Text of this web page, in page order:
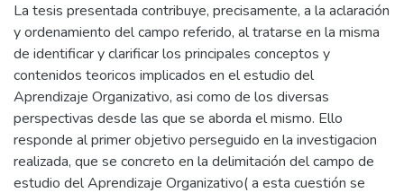
La tesis presentada contribuye, precisamente, a la aclaración
y ordenamiento del campo referido, al tratarse en la misma
de identificar y clarificar los principales conceptos y
contenidos teoricos implicados en el estudio del
Aprendizaje Organizativo, asi como de los diversas
perspectivas desde las que se aborda el mismo. Ello
responde al primer objetivo perseguido en la investigacion
realizada, que se concreto en la delimitación del campo de
estudio del Aprendizaje Organizativo( a esta cuestión se